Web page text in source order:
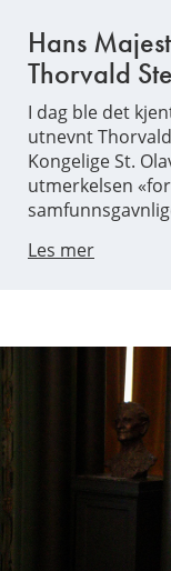
Hans
Thorvald
I dag ble det
utnevnt
Kongelige St.
utmerkelsen
Les mer